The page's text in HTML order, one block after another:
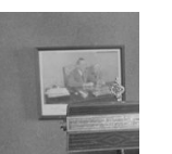
Hyqmetit është...